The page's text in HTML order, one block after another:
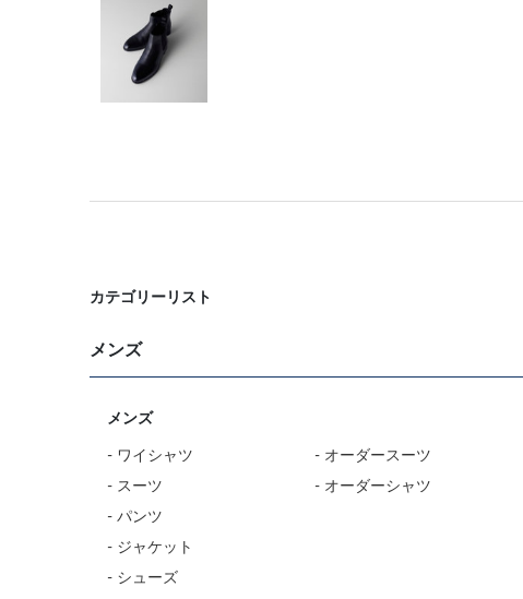
カテゴリーリスト
メンズ
メンズ
- ワイシャツ
- スーツ
- パンツ
- ジャケット
- シューズ
- オーダースーツ
- オーダーシャツ